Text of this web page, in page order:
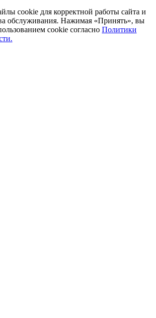
cookie для корректной работы сайта и
обслуживания. Нажимая «Принять», вы
cookie согласно Политики